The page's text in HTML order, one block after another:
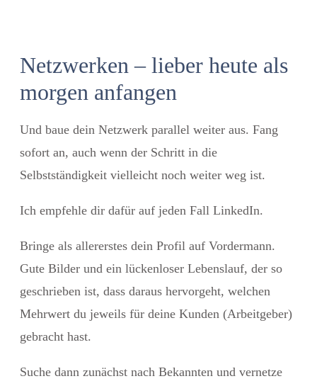
Netzwerken – lieber heute als
morgen anfangen
Und baue dein Netzwerk parallel weiter aus. Fang
sofort an, auch wenn der Schritt in die
Selbstständigkeit vielleicht noch weiter weg ist.
Ich empfehle dir dafür auf jeden Fall LinkedIn.
Bringe als allererstes dein Profil auf Vordermann.
Gute Bilder und ein lückenloser Lebenslauf, der so
geschrieben ist, dass daraus hervorgeht, welchen
Mehrwert du jeweils für deine Kunden (Arbeitgeber)
gebracht hast.
Suche dann zunächst nach Bekannten und vernetze